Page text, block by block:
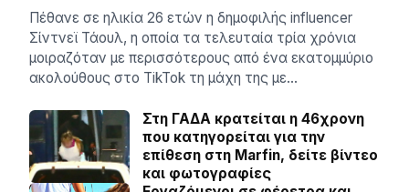
Πέθανε σε ηλικία 26 ετών η δημοφιλής influencer
Σίντνεϊ Τάουλ, η οποία τα τελευταία τρία χρόνια
μοιραζόταν με περισσότερους από ένα εκατομμύριο
ακολούθους στο TikTok τη μάχη της με…
Στη ΓΑΔΑ κρατείται η 46χρονη
που κατηγορείται για την
επίθεση στη Marfin, δείτε βίντεο
και φωτογραφίες